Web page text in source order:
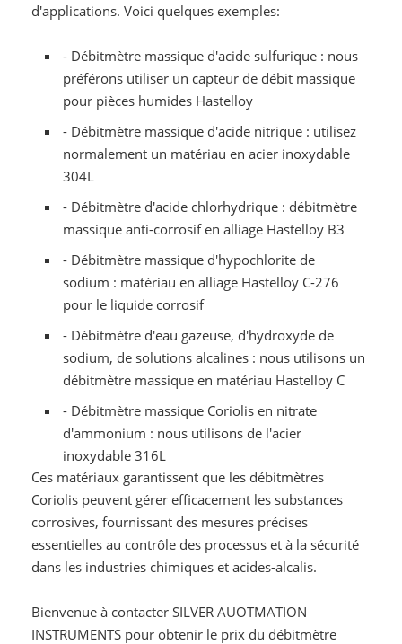
d'applications. Voici quelques exemples:
- Débitmètre massique d'acide sulfurique : nous
préférons utiliser un capteur de débit massique
pour pièces humides Hastelloy
- Débitmètre massique d'acide nitrique : utilisez
normalement un matériau en acier inoxydable
304L
- Débitmètre d'acide chlorhydrique : débitmètre
massique anti-corrosif en alliage Hastelloy B3
- Débitmètre massique d'hypochlorite de
sodium : matériau en alliage Hastelloy C-276
pour le liquide corrosif
- Débitmètre d'eau gazeuse, d'hydroxyde de
sodium, de solutions alcalines : nous utilisons un
débitmètre massique en matériau Hastelloy C
- Débitmètre massique Coriolis en nitrate
d'ammonium : nous utilisons de l'acier
inoxydable 316L
Ces matériaux garantissent que les débitmètres
Coriolis peuvent gérer efficacement les substances
corrosives, fournissant des mesures précises
essentielles au contrôle des processus et à la sécurité
dans les industries chimiques et acides-alcalis.
Bienvenue à contacter SILVER AUOTMATION
INSTRUMENTS pour obtenir le prix du débitmètre